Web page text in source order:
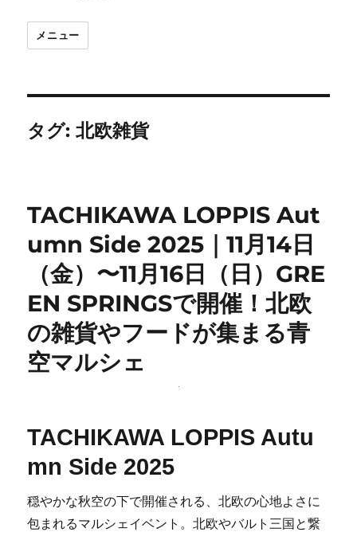
メニュー
タグ:北欧雑貨
TACHIKAWA LOPPIS Aut
umn Side 2025｜11月14日
（金）〜11月16日（日）GRE
EN SPRINGSで開催！北欧
の雑貨やフードが集まる青
空マルシェ
TACHIKAWA LOPPIS Autu
mn Side 2025
穏やかな秋空の下で開催される、北欧の心地よさに
包まれるマルシェイベント。北欧やバルト三国と繋